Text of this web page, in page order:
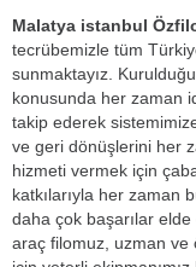
Malatya istanbul
tecrübemizle tüm
sunmaktayız.
konusunda her zaman
takip ederek
ve geri dönüşlerini her
hizmeti vermek için
katkılarıyla her zaman
daha çok başarılar
araç filomuz, uzman ve